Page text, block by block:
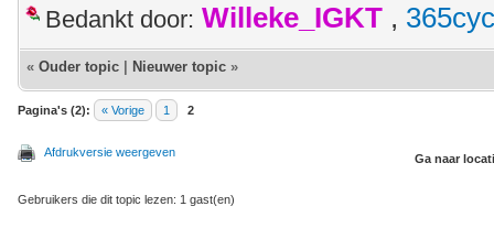
Bedankt door: Willeke_IGKT ,
« Ouder topic Nieuwer topic »
Pagina's (2): « Vorige 1 2
Afdrukversie weergeven Ga naar
Gebruikers die dit topic lezen: 1 gast(en)